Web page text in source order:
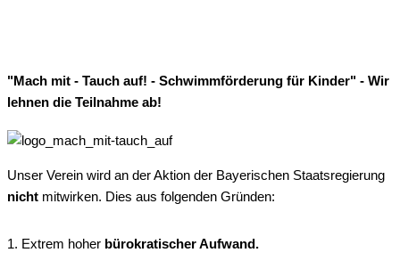
"Mach mit - Tauch auf! - Schwimmförderung für Kinder" - Wir
lehnen die Teilnahme ab!
Unser Verein wird an der Aktion der Bayerischen Staatsregierung
nicht mitwirken. Dies aus folgenden Gründen:
1. Extrem hoher bürokratischer Aufwand.